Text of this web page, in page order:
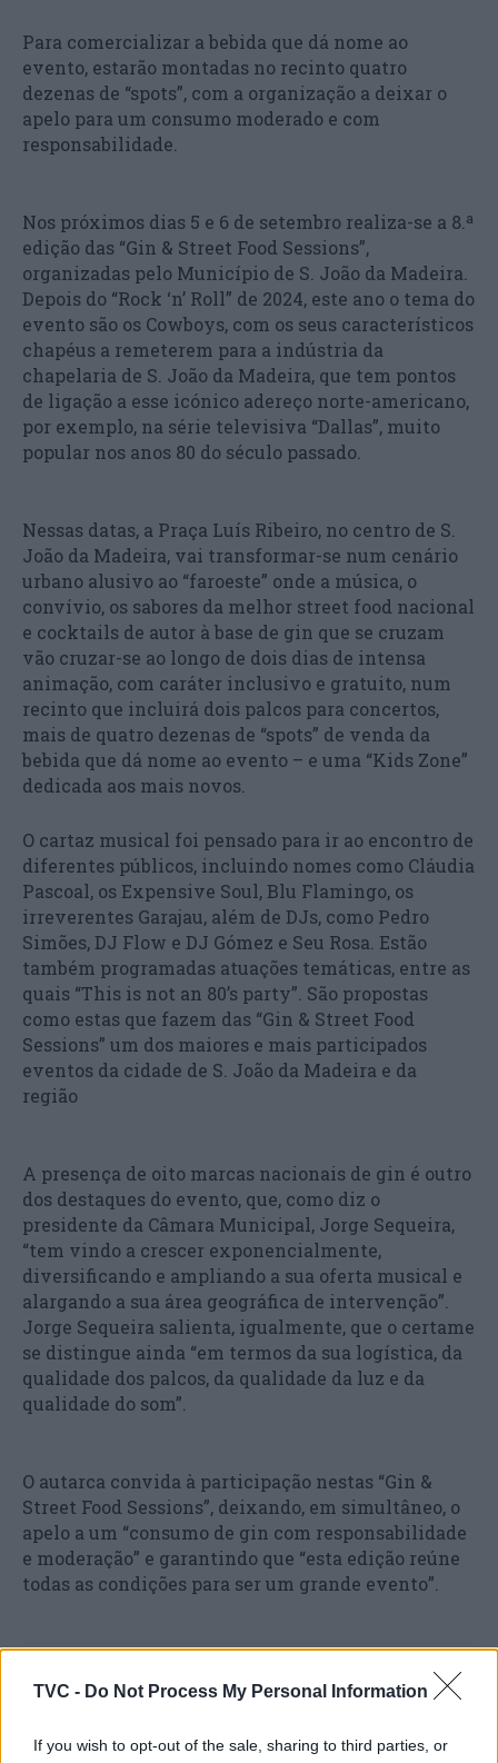
TVC - Do Not Process My Personal Information
If you wish to opt-out of the sale, sharing to third parties, or
Para comercializar a bebida que dá nome ao
evento, estarão montadas no recinto quatro
dezenas de “spots”, com a organização a deixar o
apelo para um consumo moderado e com
responsabilidade.
Nos próximos dias 5 e 6 de setembro realiza-se a 8.ª
edição das “Gin & Street Food Sessions”,
organizadas pelo Município de S. João da Madeira.
Depois do “Rock ‘n’ Roll” de 2024, este ano o tema do
evento são os Cowboys, com os seus característicos
chapéus a remeterem para a indústria da
chapelaria de S. João da Madeira, que tem pontos
de ligação a esse icónico adereço norte-americano,
por exemplo, na série televisiva “Dallas”, muito
popular nos anos 80 do século passado.
Nessas datas, a Praça Luís Ribeiro, no centro de S.
João da Madeira, vai transformar-se num cenário
urbano alusivo ao “faroeste” onde a música, o
convívio, os sabores da melhor street food nacional
e cocktails de autor à base de gin que se cruzam
vão cruzar-se ao longo de dois dias de intensa
animação, com caráter inclusivo e gratuito, num
recinto que incluirá dois palcos para concertos,
mais de quatro dezenas de “spots” de venda da
bebida que dá nome ao evento – e uma “Kids Zone”
dedicada aos mais novos.
O cartaz musical foi pensado para ir ao encontro de
diferentes públicos, incluindo nomes como Cláudia
Pascoal, os Expensive Soul, Blu Flamingo, os
irreverentes Garajau, além de DJs, como Pedro
Simões, DJ Flow e DJ Gómez e Seu Rosa. Estão
também programadas atuações temáticas, entre as
quais “This is not an 80’s party”. São propostas
como estas que fazem das “Gin & Street Food
Sessions” um dos maiores e mais participados
eventos da cidade de S. João da Madeira e da
região
A presença de oito marcas nacionais de gin é outro
dos destaques do evento, que, como diz o
presidente da Câmara Municipal, Jorge Sequeira,
“tem vindo a crescer exponencialmente,
diversificando e ampliando a sua oferta musical e
alargando a sua área geográfica de intervenção”.
Jorge Sequeira salienta, igualmente, que o certame
se distingue ainda “em termos da sua logística, da
qualidade dos palcos, da qualidade da luz e da
qualidade do som”.
O autarca convida à participação nestas “Gin &
Street Food Sessions”, deixando, em simultâneo, o
apelo a um “consumo de gin com responsabilidade
e moderação” e garantindo que “esta edição reúne
todas as condições para ser um grande evento”.